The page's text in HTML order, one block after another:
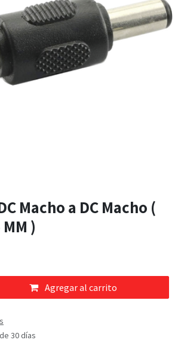
Macho a DC Macho (
)
Agregar al carrito
30 días